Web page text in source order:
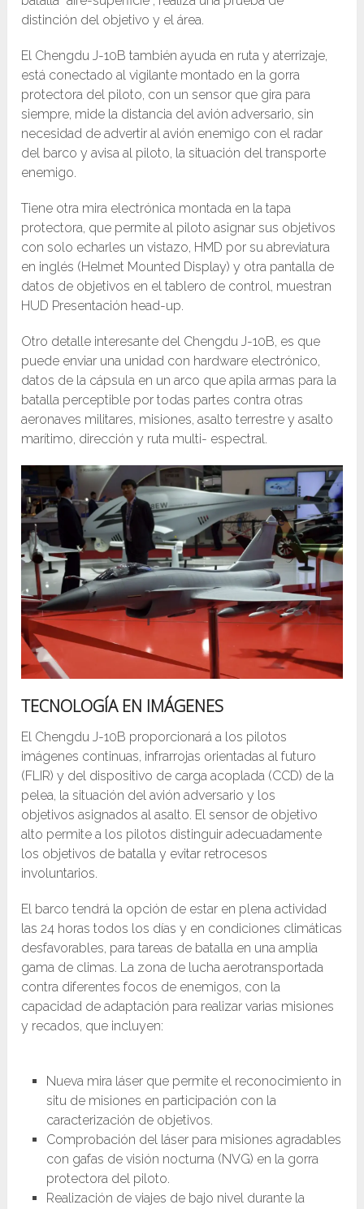
distinción del objetivo y el área.
El Chengdu J-10B también ayuda en ruta y aterrizaje,
está conectado al vigilante montado en la gorra
protectora del piloto, con un sensor que gira para
siempre, mide la distancia del avión adversario, sin
necesidad de advertir al avión enemigo con el radar
del barco y avisa al piloto, la situación del transporte
enemigo.
Tiene otra mira electrónica montada en la tapa
protectora, que permite al piloto asignar sus objetivos
con solo echarles un vistazo, HMD por su abreviatura
en inglés (Helmet Mounted Display) y otra pantalla de
datos de objetivos en el tablero de control, muestran
HUD Presentación head-up.
Otro detalle interesante del Chengdu J-10B, es que
puede enviar una unidad con hardware electrónico,
datos de la cápsula en un arco que apila armas para la
batalla perceptible por todas partes contra otras
aeronaves militares, misiones, asalto terrestre y asalto
marítimo, dirección y ruta multi- espectral.
TECNOLOGÍA EN IMÁGENES
El Chengdu J-10B proporcionará a los pilotos
imágenes continuas, infrarrojas orientadas al futuro
(FLIR) y del dispositivo de carga acoplada (CCD) de la
pelea, la situación del avión adversario y los
objetivos asignados al asalto. El sensor de objetivo
alto permite a los pilotos distinguir adecuadamente
los objetivos de batalla y evitar retrocesos
involuntarios.
El barco tendrá la opción de estar en plena actividad
las 24 horas todos los días y en condiciones climáticas
desfavorables, para tareas de batalla en una amplia
gama de climas. La zona de lucha aerotransportada
contra diferentes focos de enemigos, con la
capacidad de adaptación para realizar varias misiones
y recados, que incluyen:
Nueva mira láser que permite el reconocimiento in
situ de misiones en participación con la
caracterización de objetivos.
Comprobación del láser para misiones agradables
con gafas de visión nocturna (NVG) en la gorra
protectora del piloto.
Realización de viajes de bajo nivel durante la